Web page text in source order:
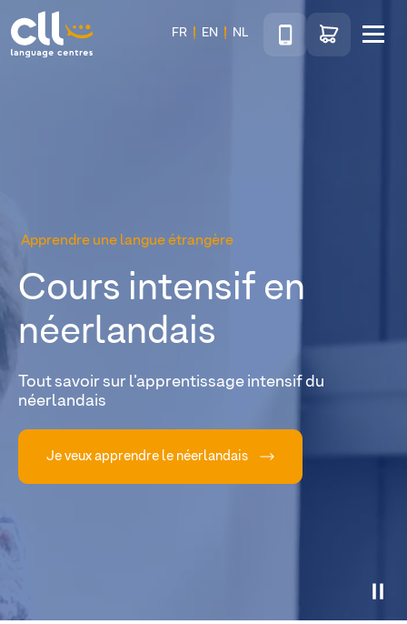
CLL
FR EN NL
TéléphoneAccéder au shop
Apprendre une langue étrangère
Cours intensif en
néerlandais
Tout savoir sur l’apprentissage intensif du
néerlandais
Je veux apprendre le néerlandais